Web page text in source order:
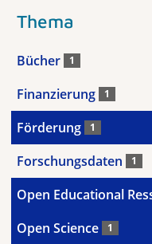
Thema
Bücher 1
Finanzierung 1
Förderung 1
Forschungsdaten 1
Open Educational
Open Science 1